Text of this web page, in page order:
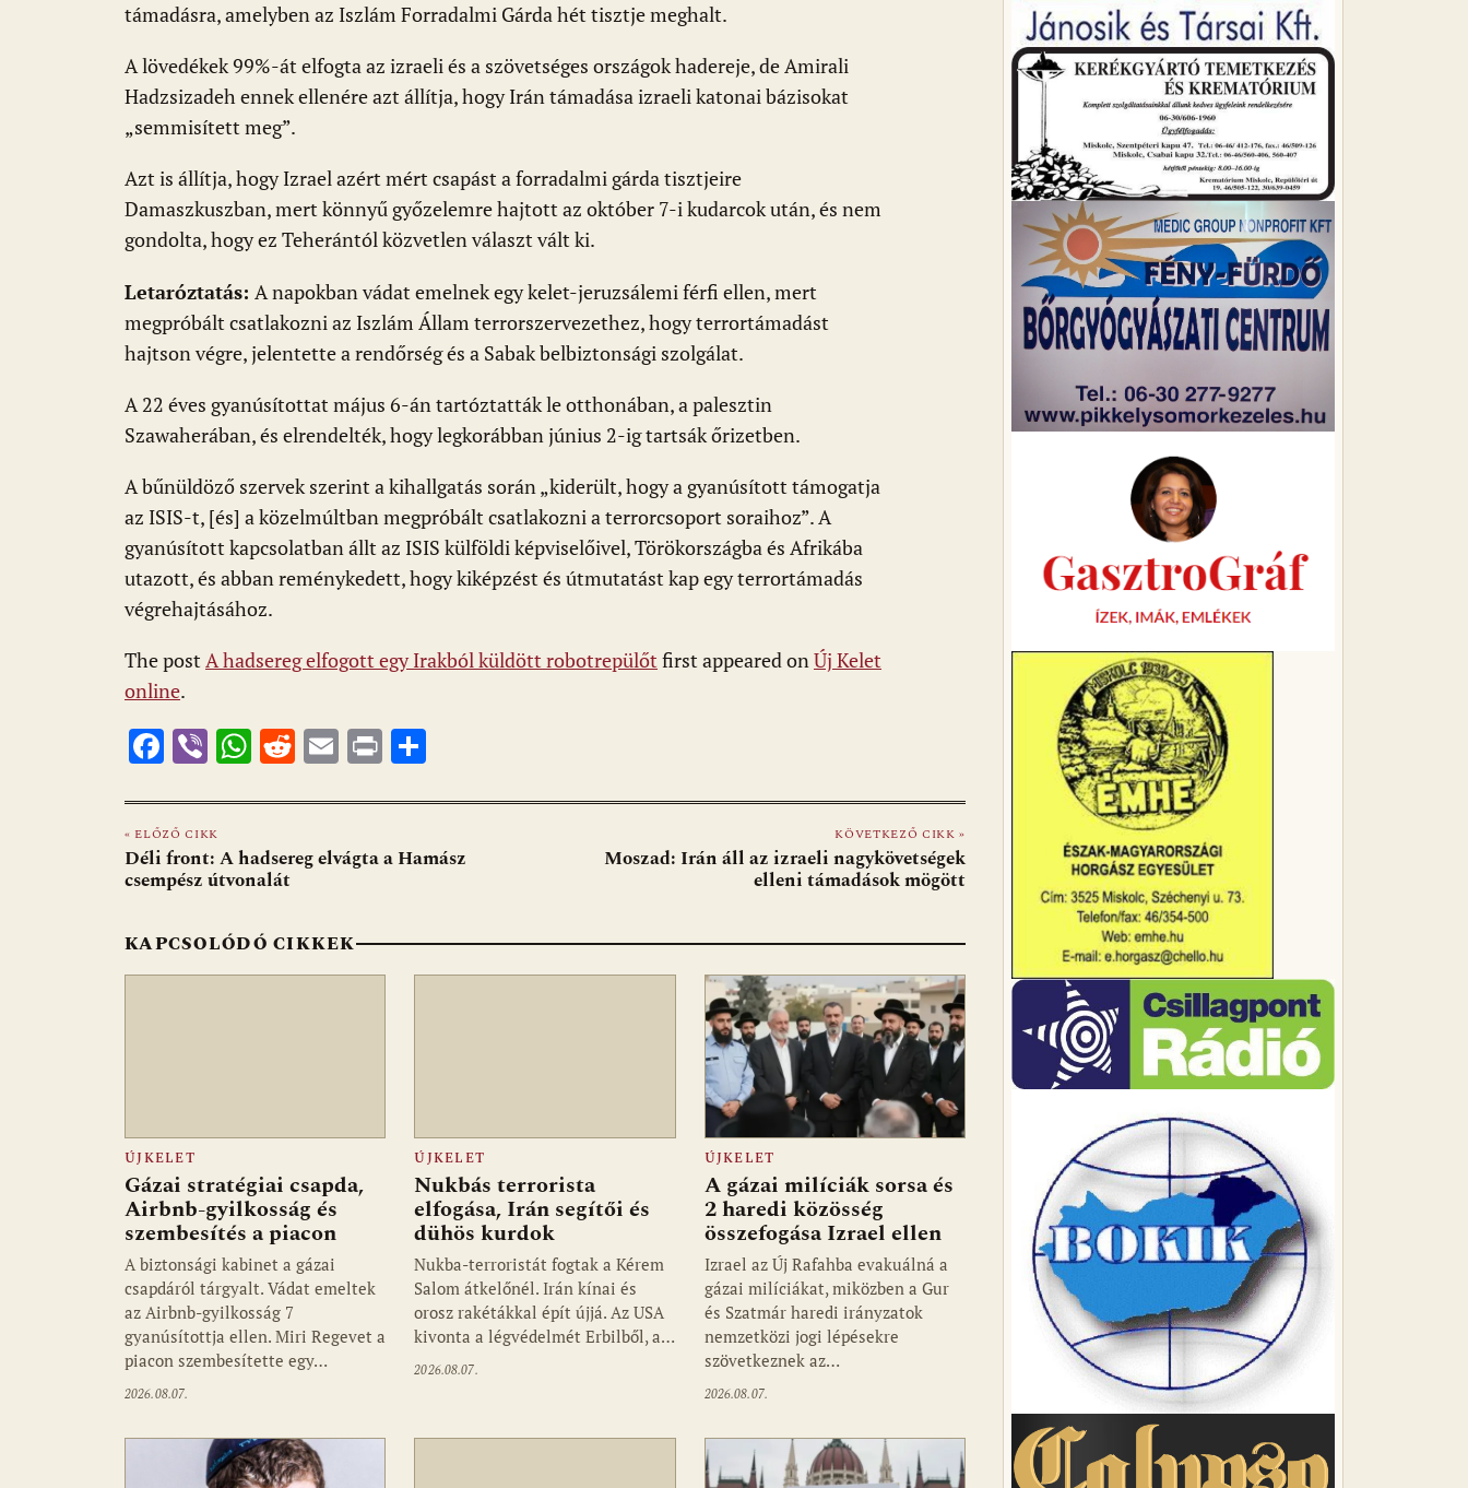
támadásra, amelyben az Iszlám Forradalmi Gárda hét tisztje meghalt.
A lövedékek 99%-át elfogta az izraeli és a szövetséges országok hadereje, de Amirali
Hadzsizadeh ennek ellenére azt állítja, hogy Irán támadása izraeli katonai bázisokat
„semmisített meg”.
Azt is állítja, hogy Izrael azért mért csapást a forradalmi gárda tisztjeire
Damaszkuszban, mert könnyű győzelemre hajtott az október 7-i kudarcok után, és nem
gondolta, hogy ez Teherántól közvetlen választ vált ki.
Letaróztatás: A napokban vádat emelnek egy kelet-jeruzsálemi férfi ellen, mert
megpróbált csatlakozni az Iszlám Állam terrorszervezethez, hogy terrortámadást
hajtson végre, jelentette a rendőrség és a Sabak belbiztonsági szolgálat.
A 22 éves gyanúsítottat május 6-án tartóztatták le otthonában, a palesztin
Szawaherában, és elrendelték, hogy legkorábban június 2-ig tartsák őrizetben.
A bűnüldöző szervek szerint a kihallgatás során „kiderült, hogy a gyanúsított támogatja
az ISIS-t, [és] a közelmúltban megpróbált csatlakozni a terrorcsoport soraihoz”. A
gyanúsított kapcsolatban állt az ISIS külföldi képviselőivel, Törökországba és Afrikába
utazott, és abban reménykedett, hogy kiképzést és útmutatást kap egy terrortámadás
végrehajtásához.
The post A hadsereg elfogott egy Irakból küldött robotrepülőt first appeared onÚj Kelet
online.
F
e
b
o
k
Vi
er
W
at
s
A
p
p
R
d
di
E
ai
l
Pr
t za
m
« ELŐZŐ CIKK
Déli front: A hadsereg elvágta a Hamász
csempész útvonalát
KÖVETKEZŐ CIKK »
Moszad: Irán áll az izraeli nagykövetségek
elleni támadások mögött
KAPCSOLÓDÓ CIKKEK
ÚJKELET
Gázai stratégiai csapda,
Airbnb-gyilkosság és
szembesítés a piacon
A biztonsági kabinet a gázai
csapdáról tárgyalt. Vádat emeltek
az Airbnb-gyilkosság 7
gyanúsítottja ellen. Miri Regevet a
piacon szembesítette egy…
2026.08.07.
ÚJKELET
Nukbás terrorista
elfogása, Irán segítői és
dühös kurdok
Nukba-terroristát fogtak a Kérem
Salom átkelőnél. Irán kínai és
orosz rakétákkal épít újjá. Az USA
kivonta a légvédelmét Erbilből, a…
2026.08.07.
ÚJKELET
A gázai milíciák sorsa és
2 haredi közösség
összefogása Izrael ellen
Izrael az Új Rafahba evakuálná a
gázai milíciákat, miközben a Gur
és Szatmár haredi irányzatok
nemzetközi jogi lépésekre
szövetkeznek az…
2026.08.07.